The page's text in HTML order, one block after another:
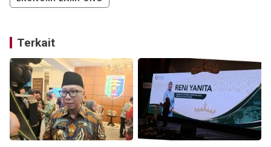
Terkait